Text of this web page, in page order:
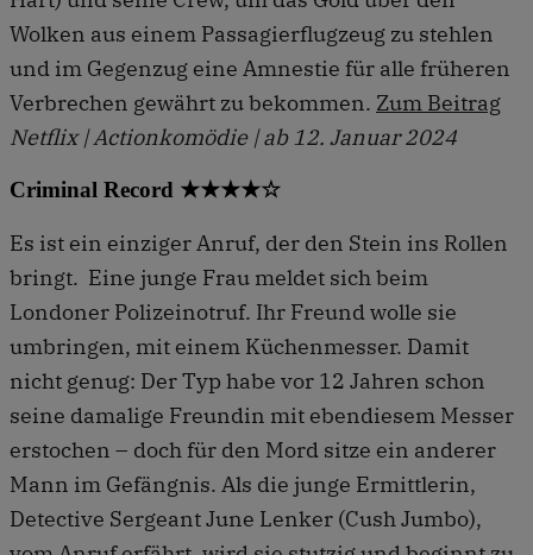
Wolken aus einem Passagierflugzeug zu stehlen
und im Gegenzug eine Amnestie für alle früheren
Verbrechen gewährt zu bekommen. Zum Beitrag
Netflix | Actionkomödie | ab 12. Januar 2024
Criminal Record ★★★★☆
Es ist ein einziger Anruf, der den Stein ins Rollen
bringt. Eine junge Frau meldet sich beim
Londoner Polizeinotruf. Ihr Freund wolle sie
umbringen, mit einem Küchenmesser. Damit
nicht genug: Der Typ habe vor 12 Jahren schon
seine damalige Freundin mit ebendiesem Messer
erstochen – doch für den Mord sitze ein anderer
Mann im Gefängnis. Als die junge Ermittlerin,
Detective Sergeant June Lenker (Cush Jumbo),